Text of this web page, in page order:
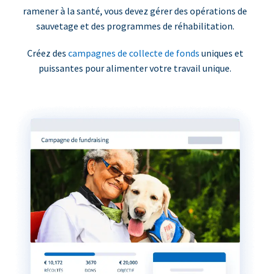
ramener à la santé, vous devez gérer des opérations de
sauvetage et des programmes de réhabilitation.
Créez des campagnes de collecte de fonds uniques et
puissantes pour alimenter votre travail unique.